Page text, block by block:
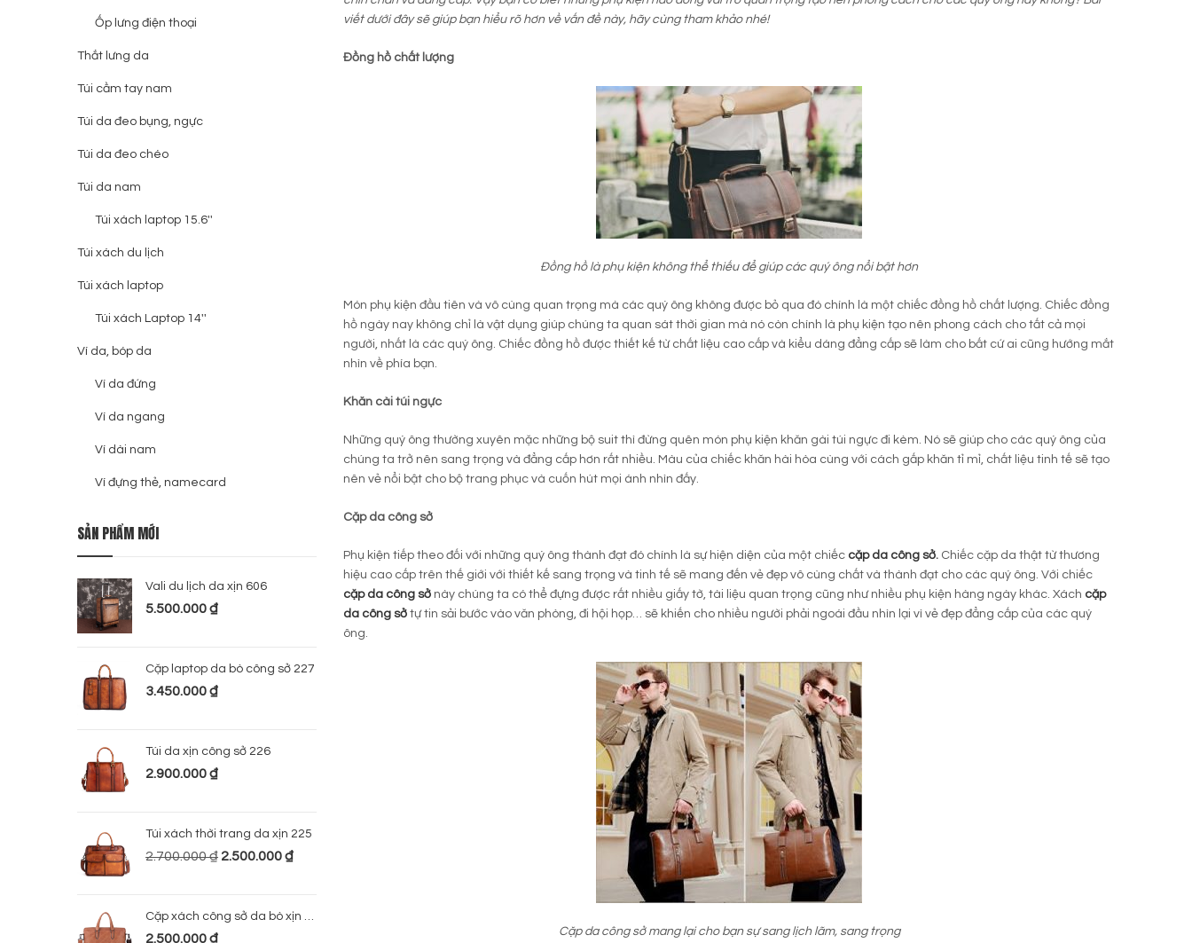
viết dưới đây sẽ giúp bạn hiểu rõ hơn về vấn đề này, hãy cùng tham khảo nhé!
Đồng hồ chất lượng
Đồng hồ là phụ kiện không thể thiếu để giúp các quý ông nổi bật hơn
Món phụ kiện đầu tiên và vô cùng quan trọng mà các quý ông không được bỏ qua đó chính là một chiếc đồng hồ chất lượng. Chiếc đồng
hồ ngày nay không chỉ là vật dụng giúp chúng ta quan sát thời gian mà nó còn chính là phụ kiện tạo nên phong cách cho tất cả mọi
người, nhất là các quý ông. Chiếc đồng hồ được thiết kế từ chất liệu cao cấp và kiểu dáng đẳng cấp sẽ làm cho bất cứ ai cũng hướng mắt
nhìn về phía bạn.
Khăn cài túi ngực
Những quý ông thường xuyên mặc những bộ suit thì đừng quên món phụ kiện khăn gài túi ngực đi kèm. Nó sẽ giúp cho các quý ông của
chúng ta trở nên sang trọng và đẳng cấp hơn rất nhiều. Màu của chiếc khăn hài hòa cùng với cách gấp khăn tỉ mỉ, chất liệu tinh tế sẽ tạo
nên vẻ nổi bật cho bộ trang phục và cuốn hút mọi ánh nhìn đấy.
Cặp da công sở
Phụ kiện tiếp theo đối với những quý ông thành đạt đó chính là sự hiện diện của một chiếc cặp da công sở. Chiếc cặp da thật từ thương
hiệu cao cấp trên thế giới với thiết kế sang trọng và tinh tế sẽ mang đến vẻ đẹp vô cùng chất và thành đạt cho các quý ông. Với chiếc
cặp da công sở này chúng ta có thể đựng được rất nhiều giấy tờ, tài liệu quan trọng cũng như nhiều phụ kiện hàng ngày khác. Xách cặp
da công sở tự tin sải bước vào văn phòng, đi hội họp… sẽ khiến cho nhiều người phải ngoái đầu nhìn lại vì vẻ đẹp đẳng cấp của các quý
ông.
Cặp da công sở mang lại cho bạn sự sang lịch lãm, sang trọng
Ốp lưng điện thoại
Thắt lưng da
Túi cầm tay nam
Túi da đeo bụng, ngực
Túi da đeo chéo
Túi da nam
Túi xách laptop 15.6''
Túi xách du lịch
Túi xách laptop
Túi xách Laptop 14''
Ví da, bóp da
Ví da đứng
Ví da ngang
Ví dài nam
Ví đựng thẻ, namecard
SẢN PHẨM MỚI
Vali du lịch da xịn 606
5.500.000₫
Cặp laptop da bò công sở 227
3.450.000₫
Túi da xịn công sở 226
2.900.000₫
Túi xách thời trang da xịn 225
2.700.000₫ 2.500.000₫
Cặp xách công sở da bò xịn 224
2.500.000₫